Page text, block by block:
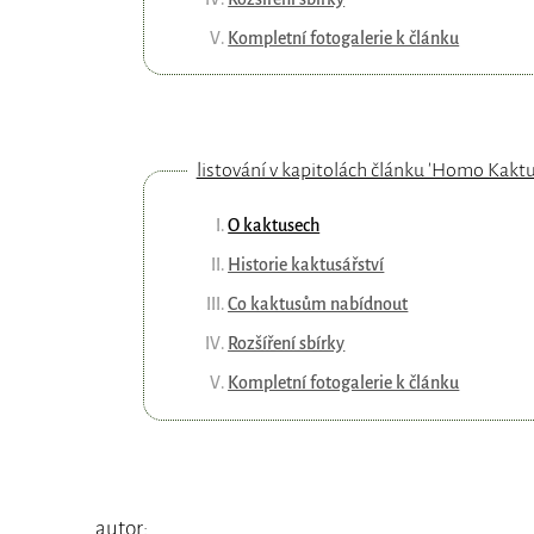
Kompletní fotogalerie k článku
listování v kapitolách článku 'Homo
O kaktusech
Historie kaktusářství
Co kaktusům nabídnout
Rozšíření sbírky
Kompletní fotogalerie k článku
autor: